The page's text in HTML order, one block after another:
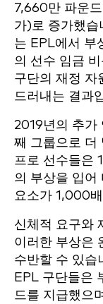
7,660만 파운
가)로 증가했습
는 EPL에서 부
의 선수 임금
구단의 재정 자
드러내는 결과
2019년의 추가
째 그룹으로 더
프로 선수들은
의 부상을 입어
요소가 1,000
신체적 요구와
이러한 부상은
수반할 수 있습
EPL 구단들은
드를 지급했으